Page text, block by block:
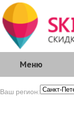
Меню
Ваш регион: